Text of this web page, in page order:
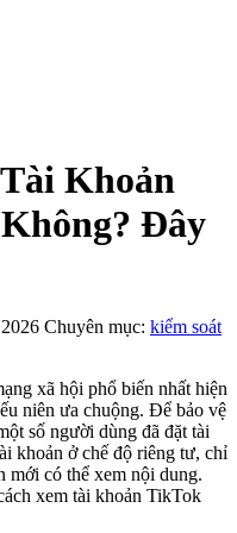
Khoản
Đây
Chuyên mục: kiểm soát
xã hội phổ biến nhất hiện
niên ưa chuộng. Để bảo vệ
số người dùng đã đặt tài
khoản ở chế độ riêng tư, chỉ
mới có thể xem nội dung.
xem tài khoản TikTok